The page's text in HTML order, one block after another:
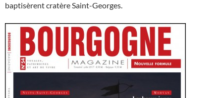
baptisèrent cratère Saint-Georges.